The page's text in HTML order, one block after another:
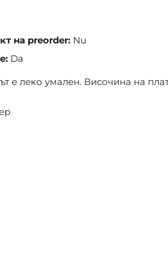
на preorder: Nu
Da
е леко умален. Височина на